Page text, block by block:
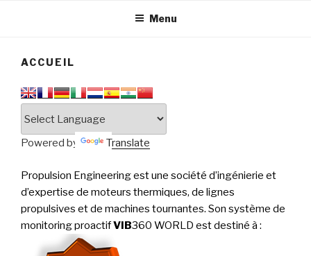
PERFORMANCE
Menu
ACCUEIL
Powered by Translate
Propulsion Engineering est une société d’ingénierie et
d’expertise de moteurs thermiques, de lignes
propulsives et de machines tournantes. Son système de
monitoring proactifVIB360 WORLD est destiné à :